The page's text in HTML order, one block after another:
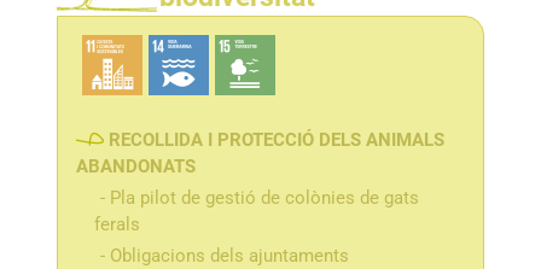
RECOLLIDA I PROTECCIÓ DELS ANIMALS
ABANDONATS
Pla pilot de gestió de colònies de gats
ferals
Obligacions dels ajuntaments